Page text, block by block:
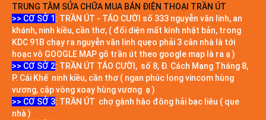
TRUNG TÂM SỬA CHỮA MUA BÁN ĐIỆN THOẠI TRẦN ÚT
>> CƠ SỞ 1 : TRẦN ÚT - TÁO CƯỜI số 333 nguyễn văn linh, an
khánh, ninh kiều, cần thơ, ( đối diện mất kính nhật bản, trong
KDC 91B chạy ra nguyễn văn linh quẹo phải 3 cân nhà là tới
hoạc vô GOOGLE MAP gõ trần út theo google map là ra ạ )
>> CƠ SỞ 2: TRẦN ÚT TÁO CƯỜI, số 8, Đ. Cách Mạng Tháng 8,
P. Cái Khế ninh kiều, cần thơ ( ngan phúc long vincom hùng
vương, cập vòng xoay hùng vương ạ )
>> CƠ SỞ 3: TRẦN ÚT chợ gành hào đông hải bạc liêu ( que
nhà )